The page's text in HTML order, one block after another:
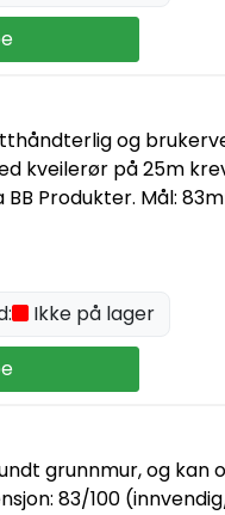
og
kveilerør på 25m
Produkter. Mål:
Ikke på lager
grunnmur, og kan
83/100